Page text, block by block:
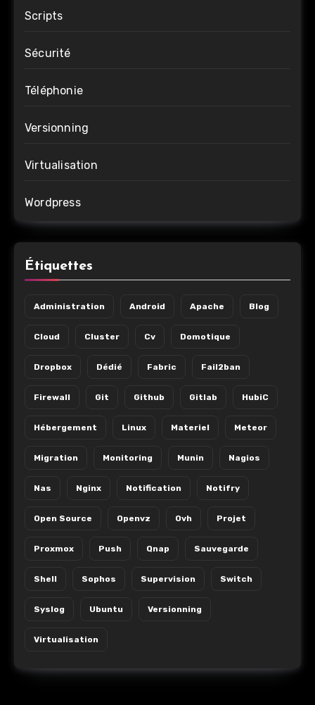
Scripts
Sécurité
Téléphonie
Versionning
Virtualisation
Wordpress
Étiquettes
Administration Android Apache Blog
Cloud Cluster Cv Domotique
Dropbox Dédié Fabric Fail2ban
Firewall Git Github Gitlab HubiC
Hébergement Linux Materiel Meteor
Migration Monitoring Munin Nagios
Nas Nginx Notification Notifry
Open Source Openvz Ovh Projet
Proxmox Push Qnap Sauvegarde
Shell Sophos Supervision Switch
Syslog Ubuntu Versionning
Virtualisation